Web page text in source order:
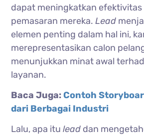
dapat meningkatkan
pemasaran mereka.Lead
elemen penting dalam hal ini,
merepresentasikan calon
menunjukkan minat awal
layanan.
Baca Juga: Contoh
dari Berbagai Industri
Lalu, apa itulead dan